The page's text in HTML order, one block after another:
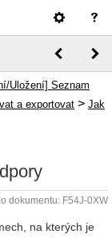
Uložení] Seznam
a exportovat > Jak
dokumentu: F54J-0XW
na kterých je